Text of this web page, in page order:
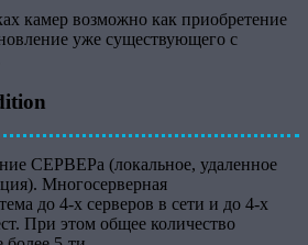
камер возможно как приобретение
уже существующего с
СЕРВЕРа (локальное, удаленное
Многосерверная
до 4-х серверов в сети и до 4-х
При этом общее количество